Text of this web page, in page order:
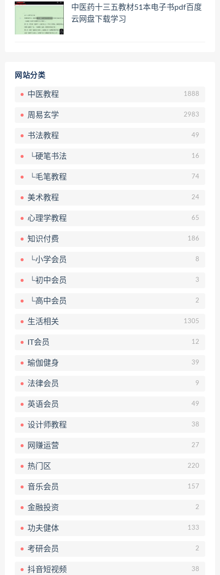
中医药十三五教材51本电子书pdf百度
云网盘下载学习
网站分类
中医教程 1888
周易玄学 2983
书法教程 49
└硬笔书法 16
└毛笔教程 74
美术教程 24
心理学教程 65
知识付费 186
└小学会员 8
└初中会员 3
└高中会员 2
生活相关 1305
IT会员 12
瑜伽健身 39
法律会员 9
英语会员 49
设计师教程 38
网赚运营 27
热门区 220
音乐会员 157
金融投资 2
功夫健体 133
考研会员 2
抖音短视频 38